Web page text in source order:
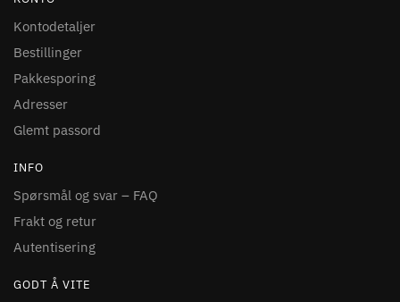
Kontodetaljer
Bestillinger
Pakkesporing
Adresser
Glemt passord
INFO
Spørsmål og svar – FAQ
Frakt og retur
Autentisering
GODT Å VITE